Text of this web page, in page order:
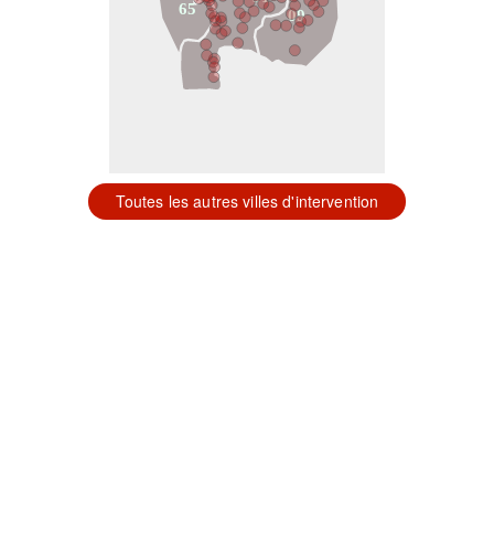
09
65
Toutes les autres villes d'intervention